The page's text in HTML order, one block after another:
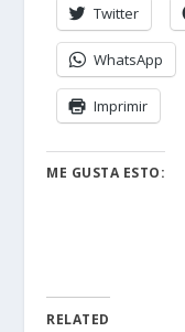
Twitter
WhatsApp
Imprimir
ME GUSTA ESTO:
RELATED